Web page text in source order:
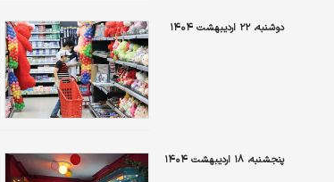
دوشنبه، ۲۲ اردیبهشت ۱۴۰۴
پنجشنبه، ۱۸ اردیبهشت ۱۴۰۴